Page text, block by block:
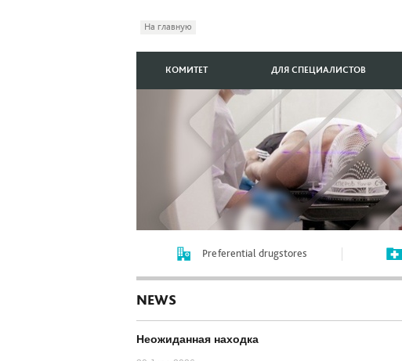
На главную
КОМИТЕТ ДЛЯ СПЕЦИАЛИСТОВ
Preferential drugstores
NEWS
Неожиданная находка